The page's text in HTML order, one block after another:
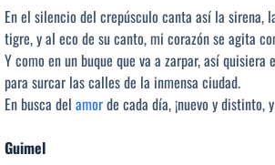
En el silencio del crepúsculo canta así la sirena,
tigre, y al eco de su canto, mi corazón se agita
Y como en un buque que va a zarpar, así
para surcar las calles de la inmensa ciudad.
En busca del amorde cada día, ¡nuevo y distinto,
Guimel